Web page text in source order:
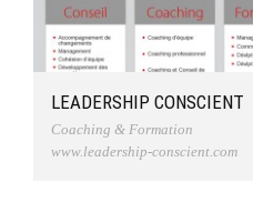
LEADERSHIP CONSCIENT
Coaching & Formation
www.leadership-conscient.com